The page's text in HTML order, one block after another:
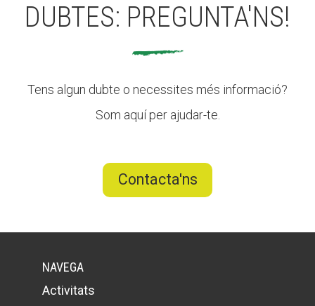
DUBTES: PREGUNTA'NS!
Tens algun dubte o necessites més informació?
Som aquí per ajudar-te.
Contacta'ns
NAVEGA
Activitats
Notícies